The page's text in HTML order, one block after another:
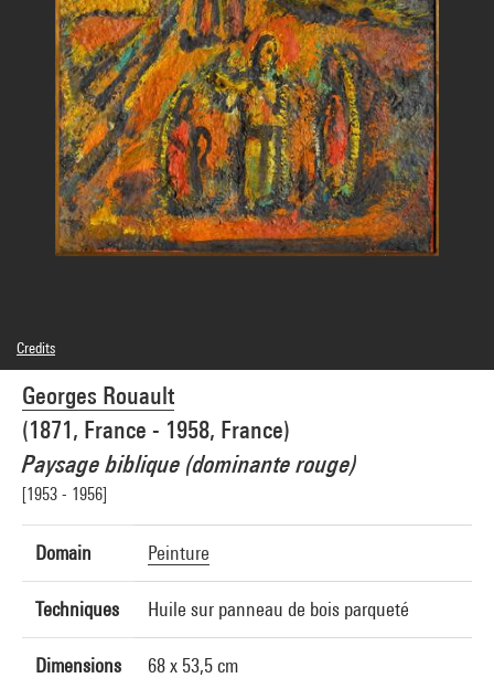
Georges Rouault
(1871, France - 1958, France)
Paysage biblique (dominante rouge)
[1953 - 1956]
Domain Peinture
Techniques Huile sur panneau de bois parqueté
Dimensions 68 x 53,5 cm
Credits
© Adagp, Paris
Photo credits : Centre Pompidou, MNAM-CCI/Philippe Migeat/Dist. GrandPalaisRmn
Image reference : 4N05630
Image presentation :GrandPalaisRmnPhoto